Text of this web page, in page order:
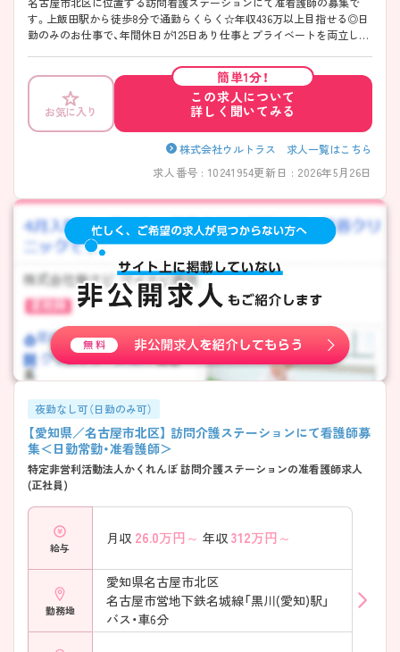
す。上飯田駅から徒歩8分で通勤らくらく☆年収436万以上目指せる◎日
勤のみのお仕事で、年間休日が125日あり仕事とプライベートを両立しや
イフスタイルに合わせた働き方ができます！ご興味ある方は面接ポイン
トをお伝えしますので、お気軽にご連絡ください。
お気に入り
簡単1分！
この求人について
詳しく聞いてみる
株式会社ウルトラス 求人一覧はこちら
求人番号 : 10241954更新日 : 2026年5月26日
夜勤なし可（日勤のみ可）
【愛知県／名古屋市北区】 訪問介護ステーションにて看護師募
集＜日勤常勤・准看護師＞
特定非営利活動法人かくれんぼ 訪問介護ステーションの准看護師求人
(正社員)
給与
月収 26.0万円～ 年収 312万円～
勤務地
愛知県名古屋市北区
名古屋市営地下鉄名城線「黒川(愛知)駅」
バス・車6分